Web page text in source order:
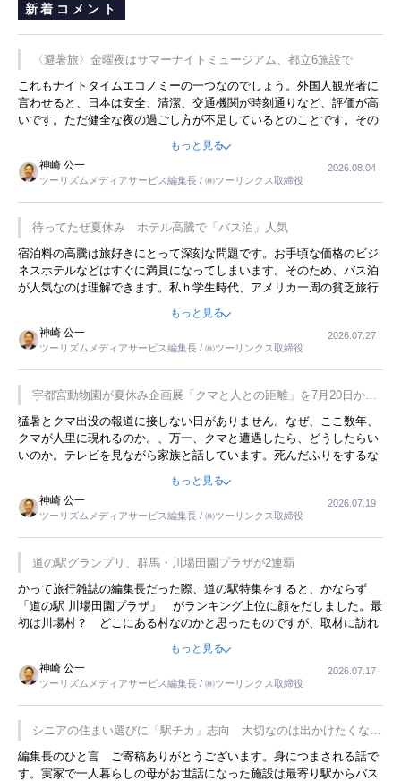
新着コメント
〈避暑旅〉金曜夜はサマーナイトミュージアム、都立6施設で
これもナイトタイムエコノミーの一つなのでしょう。外国人観光者に
言わせると、日本は安全、清潔、交通機関が時刻通りなど、評価が高
いです。ただ健全な夜の過ごし方が不足しているとのことです。その
ような意味で、金曜夜にこのようなイベントが行われれば、日本人に
限らず外国人にとっても楽しみが増えるでしょうね。
もっと見る
神崎 公一
ツーリズムメディアサービス編集長 / ㈱ツーリンクス取締役
2026.08.04
待ってたぜ夏休み ホテル高騰で「バス泊」人気
宿泊料の高騰は旅好きにとって深刻な問題です。お手頃な価格のビジ
ネスホテルなどはすぐに満員になってしまいます。そのため、バス泊
が人気なのは理解できます。私ｈ学生時代、アメリカ一周の貧乏旅行
をした時は、移動はグレイハウンドバスでした。夕方から夜の便を利
用してホテル代を浮かせていました。ただし、若いからできたことで
す。若い人が夜行バスで京都に行った、青森に行ったと聞くと、疲れ
が残らないのかなと思ってしまいます。
もっと見る
神崎 公一
ツーリズムメディアサービス編集長 / ㈱ツーリンクス取締役
2026.07.27
宇都宮動物園が夏休み企画展「クマと人との距離」を7月20日から
開催
猛暑とクマ出没の報道に接しない日がありません。なぜ、ここ数年、
クマが人里に現れるのか。、万一、クマと遭遇したら、どうしたらい
いのか。テレビを見ながら家族と話しています。死んだふりをするな
んてことは、冗談でもいえません。そんな中で、この企画展はタイム
もっと見る
神崎 公一
ツーリズムメディアサービス編集長 / ㈱ツーリンクス取締役
2026.07.19
道の駅グランプリ、群馬・川場田園プラザが2連覇
かって旅行雑誌の編集長だった際、道の駅特集をすると、かならず
「道の駅 川場田園プラザ」 がランキング上位に顔をだしました。最
初は川場村？ どこにある村なのかと思ったものですが、取材に訪れ
永井 彰一社長にインタビューしたら、興味深い話が次々が飛び出しま
した。プレゼンも巧みで、今でも思い出すことが２つあります。一つ
は、従業員に東京ディズニーランドを見学させ、サービス業、接客業
の何かを理解してもらっていることです。 もう一つは1800円もする
プレミアムヨーグルトを販売するにあたり、社内に懸念もあったそう
です。永井社長は、駐車場に都内ナンバーの高級外車が停まっている
ことに目をつけ、高級商品でも売れると確信したそうです。今回の記
事を懐かしく読みました。
もっと見る
神崎 公一
ツーリズムメディアサービス編集長 / ㈱ツーリンクス取締役
2026.07.17
シニアの住まい選びに「駅チカ」志向 大切なのは出かけたくなる
暮らし
編集長のひと言 ご寄稿ありがとうございます。身につまされる話で
す。実家で一人暮らしの母がお世話になった施設は最寄り駅からバス